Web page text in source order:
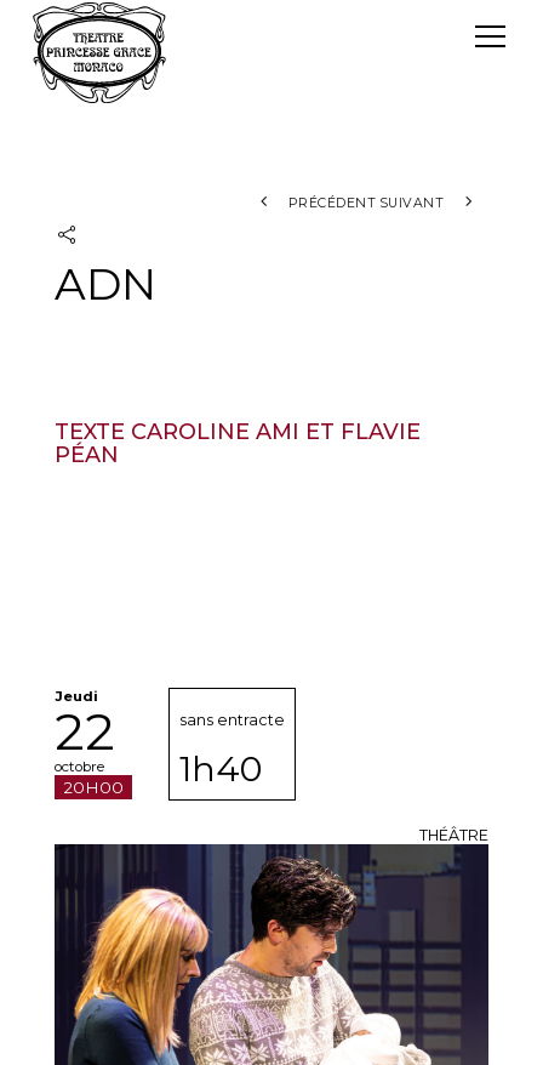
Le TPG
PRÉCÉDENT SUIVANT
ADN
TEXTE CAROLINE AMI ET FLAVIE
PÉAN
Jeudi
22
octobre
20H00
sans entracte
1h40
THÉÂTRE
Panneau de gestion des cookies